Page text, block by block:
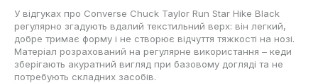
У відгуках про Converse Chuck Taylor Run Star Hike Black
регулярно згадують вдалий текстильний верх: він легкий,
добре тримає форму і не створює відчуття тяжкості на нозі.
Матеріал розрахований на регулярне використання – кеди
зберігають акуратний вигляд при базовому догляді та не
потребують складних засобів.